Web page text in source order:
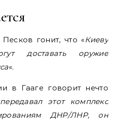
Песков гонит, что «Киеву
доставать оружие
«.
в Гааге говорит нечто
этот комплекс
ДНР/ЛНР, он